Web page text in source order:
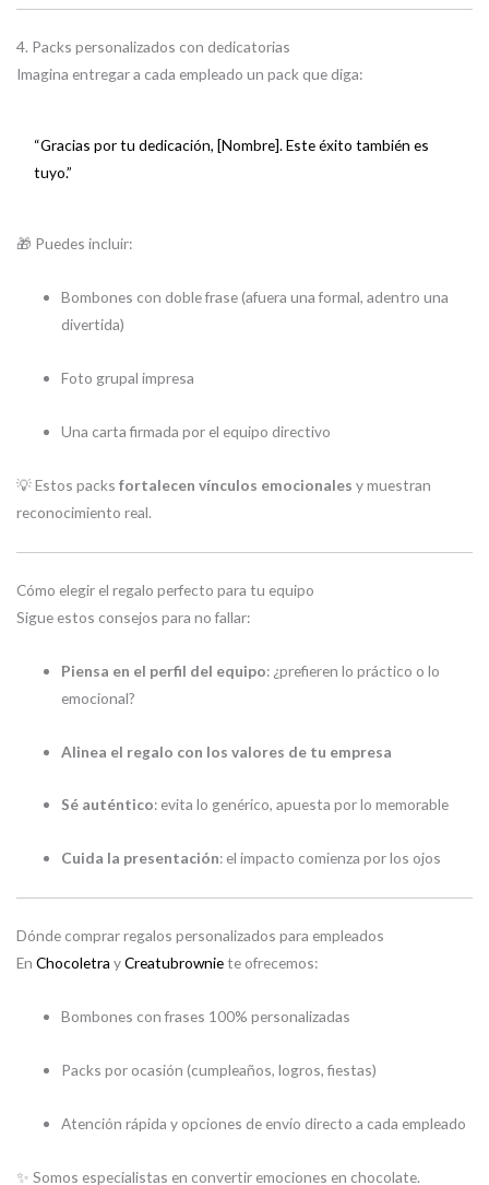
4. Packs personalizados con dedicatorias
Imagina entregar a cada empleado un pack que diga:
“Gracias por tu dedicación, [Nombre]. Este éxito también es
tuyo.”
🎁 Puedes incluir:
Bombones con doble frase (afuera una formal, adentro una
divertida)
Foto grupal impresa
Una carta firmada por el equipo directivo
💡 Estos packs fortalecen vínculos emocionales y muestran
reconocimiento real.
Cómo elegir el regalo perfecto para tu equipo
Sigue estos consejos para no fallar:
Piensa en el perfil del equipo: ¿prefieren lo práctico o lo
emocional?
Alinea el regalo con los valores de tu empresa
Sé auténtico: evita lo genérico, apuesta por lo memorable
Cuida la presentación: el impacto comienza por los ojos
Dónde comprar regalos personalizados para empleados
En Chocoletra yCreatubrowniete ofrecemos:
Bombones con frases 100% personalizadas
Packs por ocasión (cumpleaños, logros, fiestas)
Atención rápida y opciones de envío directo a cada empleado
✨ Somos especialistas en convertir emociones en chocolate.